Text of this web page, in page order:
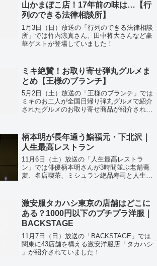
山かまぼこ店！17年前の味は…【行
列のできる法律相談所】
1月3日（日）放送の「行列のできる法律相談
所」では竹内涼真さん、田中将大さんなど豪
華ゲストが登場していました！
ミキ絶賛！お取り寄せ弾丸グルメま
とめ【王様のブランチ】
5月2日（土）放送の「王様のブランチ」では
ミキのお二人が全国日帰り弾丸グルメで紹介
されたグルメのお取り寄せ商品が紹介されて
柄本明が長年通う鮨福元・下北沢｜
人生最高レストラン
11月6日（土）放送の「人生最高レストラ
ン」では俳優柄本明さんが3時間並ぶ老舗蕎
麦、名店喫茶、ミシュラン絶品寿司と人生の
激安服タカハシ東京の店舗はどこに
ある？1000円以下のプチプラ洋服｜
BACKSTAGE
11月7日（日）放送の「BACKSTAGE」では
関東に43店舗を構える激安洋服店「タカハシ
」が紹介されていました！